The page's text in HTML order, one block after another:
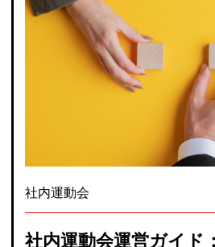
社内運動会
社内運動会運営ガイド